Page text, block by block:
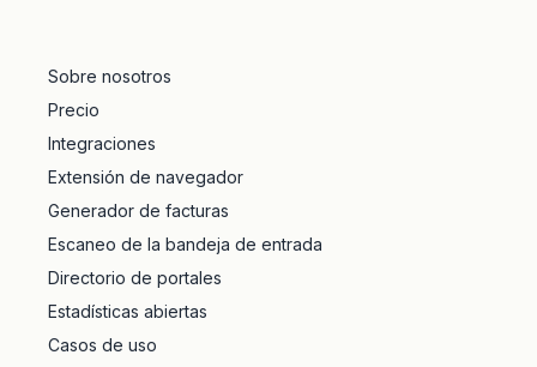
Sobre nosotros
Precio
Integraciones
Extensión de navegador
Generador de facturas
Escaneo de la bandeja de entrada
Directorio de portales
Estadísticas abiertas
Casos de uso